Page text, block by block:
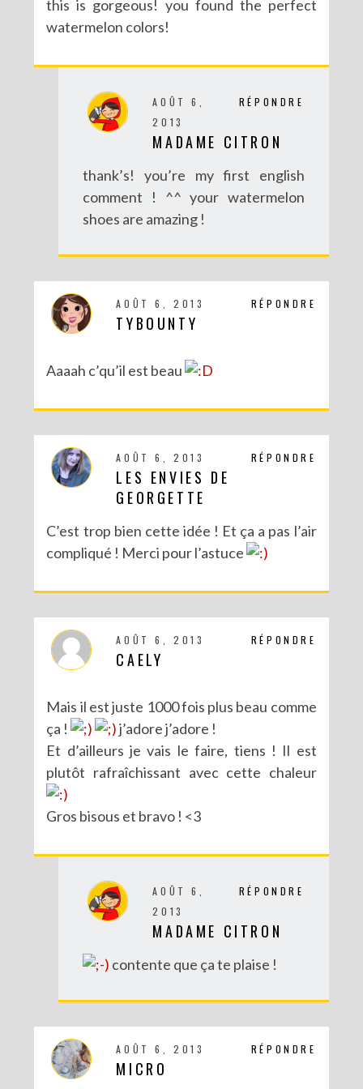
this is gorgeous! you found the perfect
watermelon colors!
RÉPONDRE
AOÛT 6,
2013
MADAME CITRON
thank’s! you’re my first english
comment ! ^^ your watermelon
shoes are amazing !
RÉPONDRE
AOÛT 6, 2013
TYBOUNTY
Aaaah c’qu’il est beau
RÉPONDRE
AOÛT 6, 2013
LES ENVIES DE
GEORGETTE
C’est trop bien cette idée ! Et ça a pas l’air
compliqué ! Merci pour l’astuce
RÉPONDRE
AOÛT 6, 2013
CAELY
Mais il est juste 1000 fois plus beau comme
ça !
j’adore j’adore !
Et d’ailleurs je vais le faire, tiens ! Il est
plutôt rafraîchissant avec cette chaleur
Gros bisous et bravo ! <3
RÉPONDRE
AOÛT 6,
2013
MADAME CITRON
contente que ça te plaise !
RÉPONDRE
AOÛT 6, 2013
MICRO